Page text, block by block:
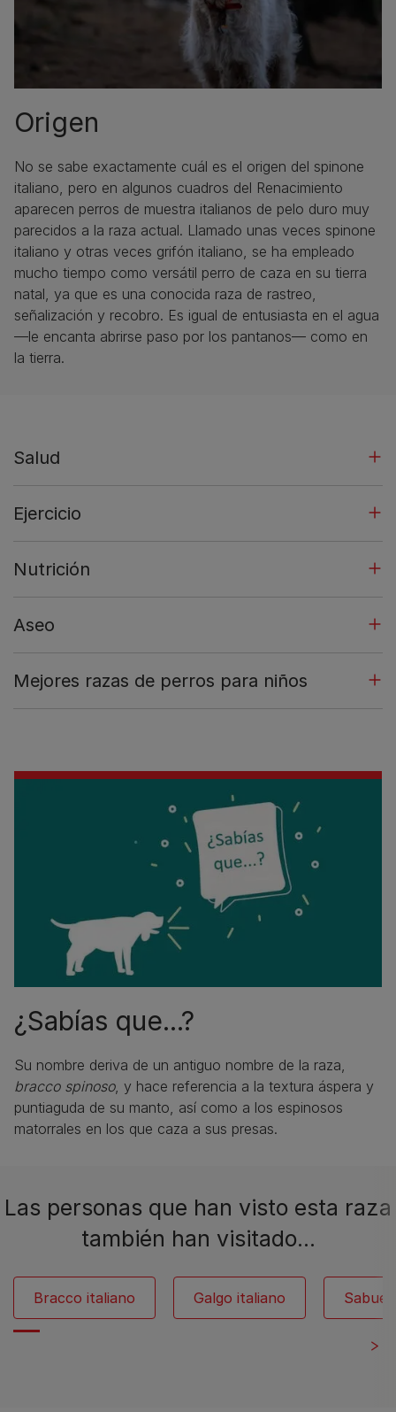
Origen
No se sabe exactamente cuál es el origen del spinone
italiano, pero en algunos cuadros del Renacimiento
aparecen perros de muestra italianos de pelo duro muy
parecidos a la raza actual. Llamado unas veces spinone
italiano y otras veces grifón italiano, se ha empleado
mucho tiempo como versátil perro de caza en su tierra
natal, ya que es una conocida raza de rastreo,
señalización y recobro. Es igual de entusiasta en el agua
—le encanta abrirse paso por los pantanos— como en
la tierra.
Salud
Ejercicio
Nutrición
Aseo
Mejores razas de perros para niños
¿Sabías que...?
Su nombre deriva de un antiguo nombre de la raza,
bracco spinoso, y hace referencia a la textura áspera y
puntiaguda de su manto, así como a los espinosos
matorrales en los que caza a sus presas.
Las personas que han visto esta raza
también han visitado…
Bracco italiano Galgo italiano